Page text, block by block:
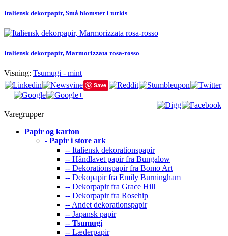
Italiensk dekorpapir, Små blomster i turkis
Italiensk dekorpapir, Marmorizzata rosa-rosso
Visning: Tsumugi - mint
Save
Varegrupper
Papir og karton
- Papir i store ark
-- Italiensk dekorationspapir
-- Håndlavet papir fra Bungalow
-- Dekorationspapir fra Bomo Art
-- Dekopapir fra Emily Burningham
-- Dekorpapir fra Grace Hill
-- Dekorpapir fra Rosehip
-- Andet dekorationspapir
-- Japansk papir
-- Tsumugi
-- Læderpapir